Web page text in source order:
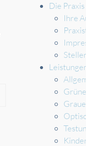
Die Praxis
Ihre